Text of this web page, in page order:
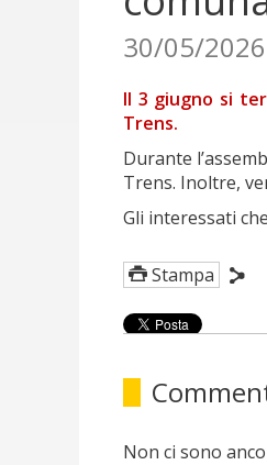
30/05/2026
Il 3 giugno si
Trens.
Durante
Trens. Inoltre,
Gli interessati
Stampa
Non ci sono